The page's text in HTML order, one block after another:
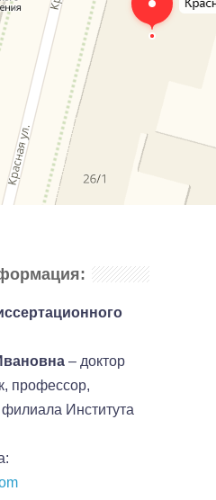
– доктор
профессор,
Института